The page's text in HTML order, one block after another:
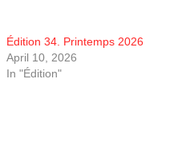
Édition 34. Printemps 2026
April 10, 2026
In "Édition"